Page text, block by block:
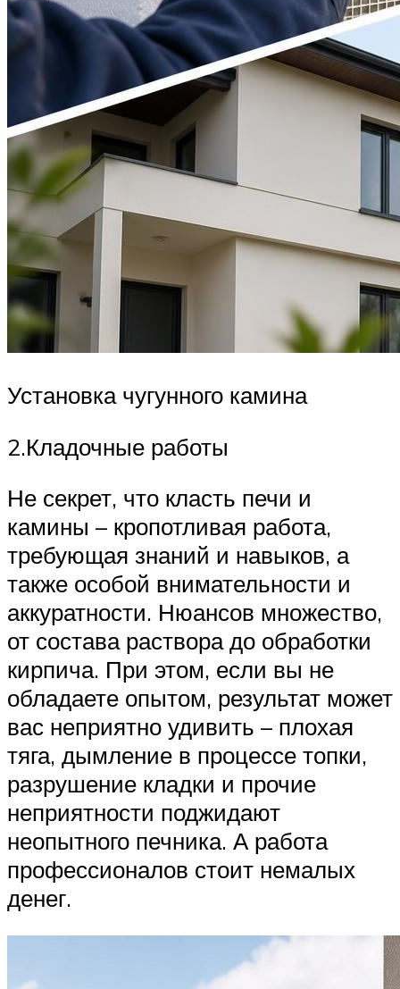
Установка чугунного камина
2.Кладочные работы
Не секрет, что класть печи и
камины – кропотливая работа,
требующая знаний и навыков, а
также особой внимательности и
аккуратности. Нюансов множество,
от состава раствора до обработки
кирпича. При этом, если вы не
обладаете опытом, результат может
вас неприятно удивить – плохая
тяга, дымление в процессе топки,
разрушение кладки и прочие
неприятности поджидают
неопытного печника. А работа
профессионалов стоит немалых
денег.